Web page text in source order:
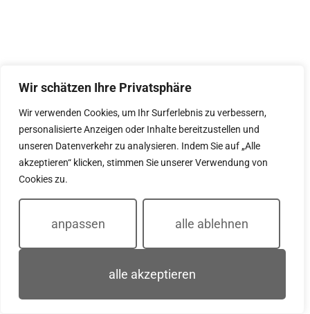
Wir schätzen Ihre Privatsphäre
Wir verwenden Cookies, um Ihr Surferlebnis zu verbessern,
personalisierte Anzeigen oder Inhalte bereitzustellen und
unseren Datenverkehr zu analysieren. Indem Sie auf „Alle
akzeptieren“ klicken, stimmen Sie unserer Verwendung von
Cookies zu.
anpassen alle ablehnen
alle akzeptieren